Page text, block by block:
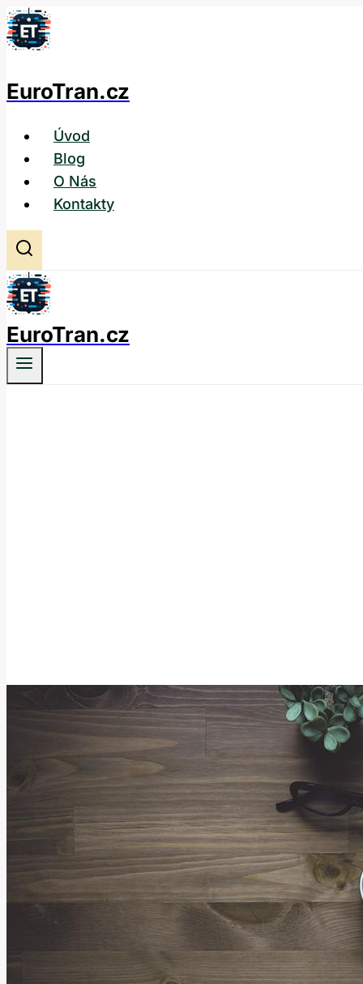
Přeskočit
na
EuroTran.cz
Úvod
Blog
O Nás
Kontakty
EuroTran.cz